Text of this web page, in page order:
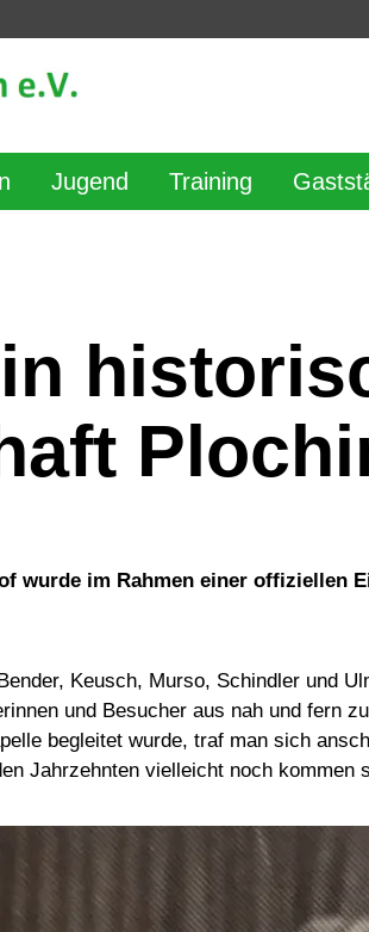
Jugend Training
wurde im Rahmen einer offiziellen
Keusch, Murso, Schindler und
und Besucher aus nah und fern
begleitet wurde, traf man sich
Jahrzehnten vielleicht noch kommen